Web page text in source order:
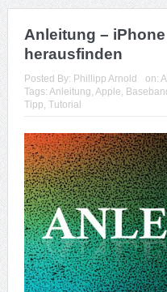
Anleitung –
herausfinden
Posted By: Phillipp Arnold on:
Tags: Anleitung Apple
Tipp Tutorial